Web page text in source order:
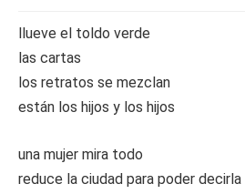
llueve el toldo verde
las cartas
los retratos se mezclan
están los hijos y los hijos
una mujer mira todo
reduce la ciudad para poder decirla